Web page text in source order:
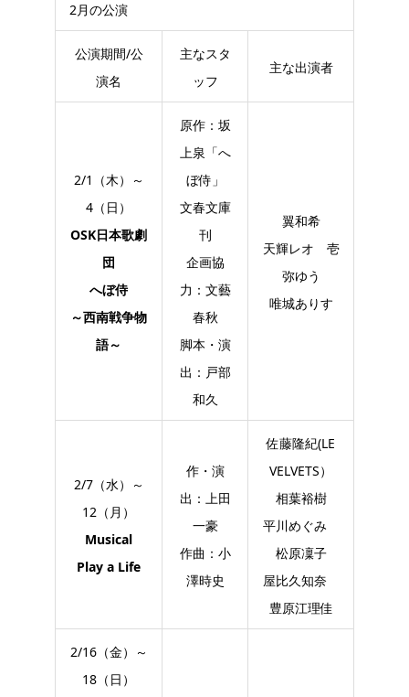
2月の公演
公演期間/公
演名
主なスタ
ッフ
主な出演者
2/1（木）～
4（日）
OSK日本歌劇
団
へぼ侍
～西南戦争物
語～
原作：坂
上泉「へ
ぼ侍」
文春文庫
刊
企画協
力：文藝
春秋
脚本・演
出：戸部
和久
翼和希
天輝レオ 壱
弥ゆう
唯城ありす
2/7（水）～
12（月）
Musical
Play a Life
作・演
出：上田
一豪
作曲：小
澤時史
佐藤隆紀(LE
VELVETS）
相葉裕樹
平川めぐみ
松原凜子
屋比久知奈
豊原江理佳
2/16（金）～
18（日）